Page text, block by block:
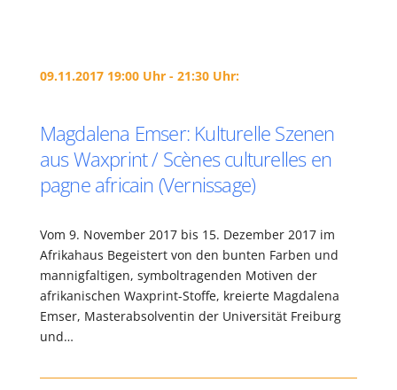
09.11.2017 19:00 Uhr - 21:30 Uhr:
Magdalena Emser: Kulturelle Szenen
aus Waxprint / Scènes culturelles en
pagne africain (Vernissage)
Vom 9. November 2017 bis 15. Dezember 2017 im
Afrikahaus Begeistert von den bunten Farben und
mannigfaltigen, symboltragenden Motiven der
afrikanischen Waxprint-Stoffe, kreierte Magdalena
Emser, Masterabsolventin der Universität Freiburg
und…